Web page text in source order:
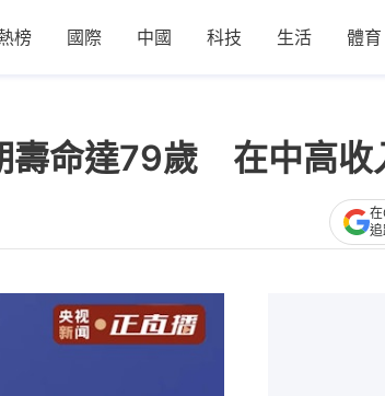
榜 國際 中國 科技 生活 體育
壽命達79歲 在中高收
追